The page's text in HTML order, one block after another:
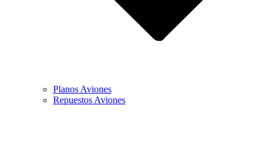
Planos Aviones
Repuestos Aviones